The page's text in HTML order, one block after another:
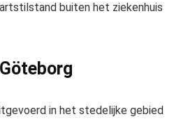
buiten het ziekenhuis
in het stedelijke gebied